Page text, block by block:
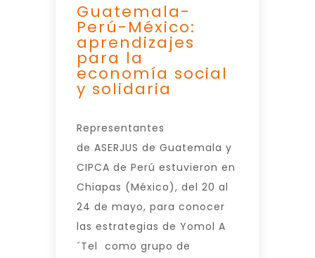
Guatemala-
Perú-México:
aprendizajes
para la
economía social
y solidaria
Representantes
de ASERJUS de Guatemala y
CIPCA de Perú estuvieron en
Chiapas (México), del 20 al
24 de mayo, para conocer
las estrategias de Yomol A
´Tel como grupo de